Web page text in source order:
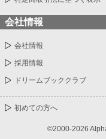
会社情報
会社情報
採用情報
ドリームブッククラブ
初めての方へ
©2000-2026